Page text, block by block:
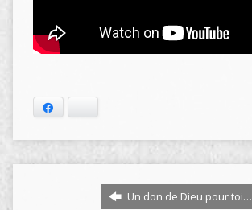
Un don de Dieu pour toi…